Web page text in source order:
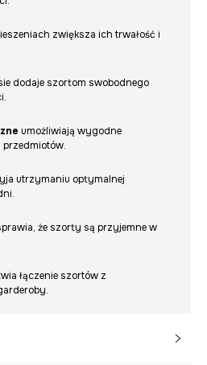
zwiększa ich trwałość i
dodaje szortom swobodnego
umożliwiają wygodne
utrzymaniu optymalnej
że szorty są przyjemne w
łączenie szortów z